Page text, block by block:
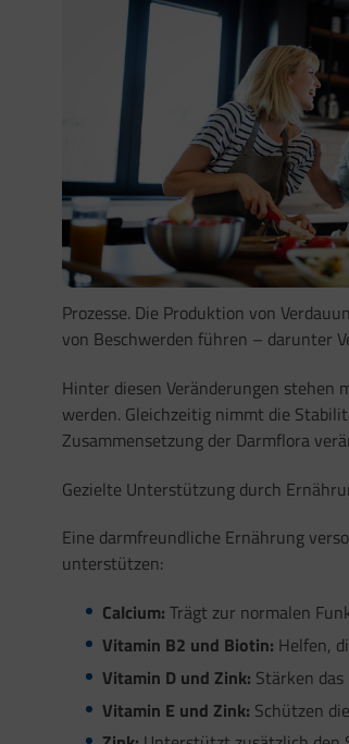
Prozesse. Die Produktion von
von Beschwerden führen – darunter
Hinter diesen Veränderungen stehen
werden. Gleichzeitig nimmt die
Zusammensetzung der Darmflora
Gezielte Unterstützung durch
Eine darmfreundliche Ernährung
unterstützen:
Calcium: Trägt zur normalen
Vitamin B2 und Biotin: Helfen,
Vitamin D und Zink: Stärken
Vitamin E und Zink: Schützen